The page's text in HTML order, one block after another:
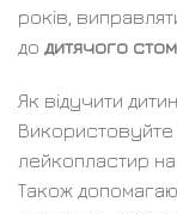
років,
до дитячого
Як відучити
Використовуйте
лейкопластир
Також